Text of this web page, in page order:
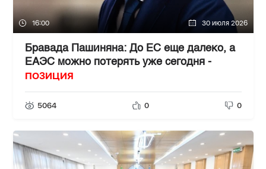
16:00 30 июля 2026
Бравада Пашиняна: До ЕС еще далеко, а
ЕАЭС можно потерять уже сегодня -
ПОЗИЦИЯ
5064 0 0